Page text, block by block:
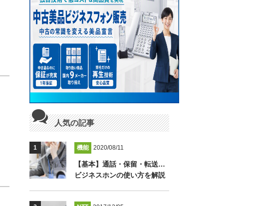
人気の記事
機能 2020/08/11
【基本】通話・保留・転送…
ビジネスホンの使い方を解説